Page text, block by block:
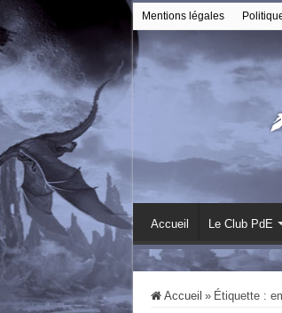
Mentions légales
Accueil Le Club PdE
Accueil » Étiquette :